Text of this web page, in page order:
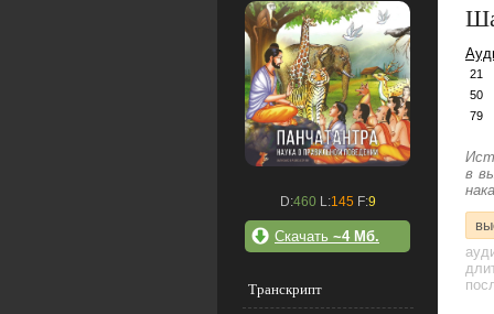
D:460L:145 F:9
Скачать ~4 Мб.
Транскрипт
21
50
79
в